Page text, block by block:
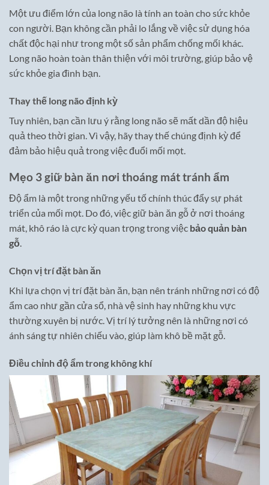
Một ưu điểm lớn của long não là tính an toàn cho sức khỏe
con người. Bạn không cần phải lo lắng về việc sử dụng hóa
chất độc hại như trong một số sản phẩm chống mối khác.
Long não hoàn toàn thân thiện với môi trường, giúp bảo vệ
sức khỏe gia đình bạn.
Thay thế long não định kỳ
Tuy nhiên, bạn cần lưu ý rằng long não sẽ mất dần độ hiệu
quả theo thời gian. Vì vậy, hãy thay thế chúng định kỳ để
đảm bảo hiệu quả trong việc đuổi mối mọt.
Mẹo 3 giữ bàn ăn nơi thoáng mát tránh ẩm
Độ ẩm là một trong những yếu tố chính thúc đẩy sự phát
triển của mối mọt. Do đó, việc giữ bàn ăn gỗ ở nơi thoáng
mát, khô ráo là cực kỳ quan trọng trong việc bảo quản bàn
gỗ.
Chọn vị trí đặt bàn ăn
Khi lựa chọn vị trí đặt bàn ăn, bạn nên tránh những nơi có độ
ẩm cao như gần cửa sổ, nhà vệ sinh hay những khu vực
thường xuyên bị nước. Vị trí lý tưởng nên là những nơi có
ánh sáng tự nhiên chiếu vào, giúp làm khô bề mặt gỗ.
Điều chỉnh độ ẩm trong không khí